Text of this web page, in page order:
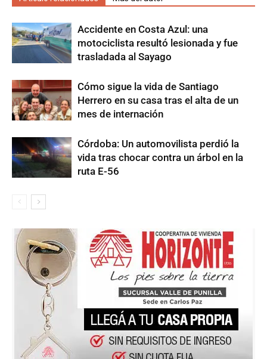
Accidente en Costa Azul: una
motociclista resultó lesionada y fue
trasladada al Sayago
Cómo sigue la vida de Santiago
Herrero en su casa tras el alta de un
mes de internación
Córdoba: Un automovilista perdió la
vida tras chocar contra un árbol en la
ruta E-56